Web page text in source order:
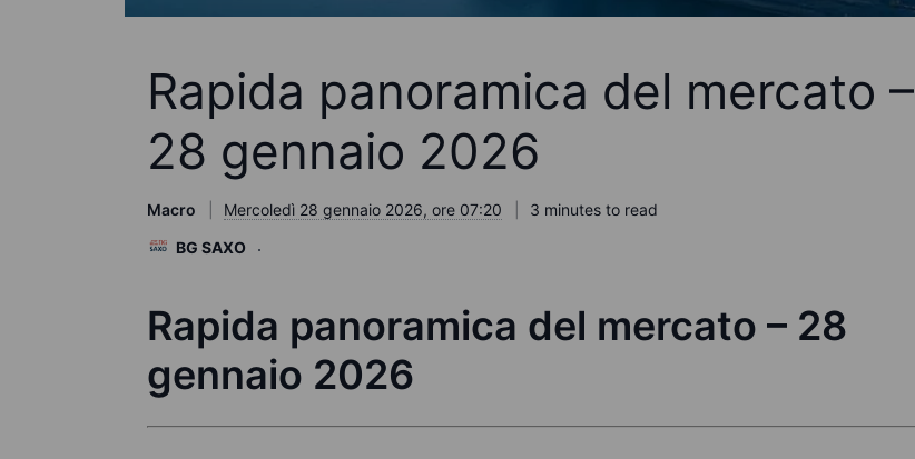
Rapida panoramica del mercato –
28 gennaio 2026
Macro Mercoledì 28 gennaio 2026, ore 07:20
3 minutes to read
BG SAXO
Rapida panoramica del mercato – 28
gennaio 2026